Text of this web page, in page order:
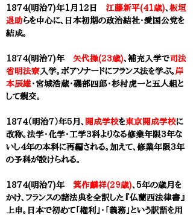
1874(明治7)年1月12日 江藤新平(41歳)、 板垣
退助らを中心に、日本初期の政治結社・愛国公党を
結成。
1874(明治7)年 矢代操(23歳)、補充入学で司法
省明法寮 入学。ボアソナードにフランス法を学ぶ。 岸
本辰雄・宮城浩蔵・磯部四郎・杉村虎一と五人組と
して親交。
1874（明治7）年5月、 開成学校を東京開成学校に
改称。法学・化学・工学3科よりなる修業年限3年な
いし4年の本科に再編される。加えて、修業年限3年
の予科が設けられる。
1874(明治7)年 箕作麟祥(29歳)、5年の歳月を
かけ、フランスの諸法典を全訳した『仏蘭西法律書』
上申。日本で初めて「権利」・「義務」という訳語を用